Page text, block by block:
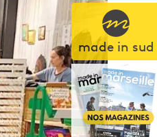
made in sud